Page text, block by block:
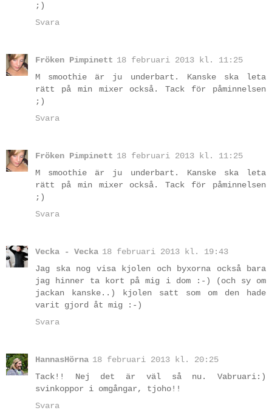
;)
Svara
Fröken Pimpinett 18 februari 2013 kl. 11:25
M smoothie är ju underbart. Kanske ska leta
rätt på min mixer också. Tack för påminnelsen
;)
Svara
Fröken Pimpinett 18 februari 2013 kl. 11:25
M smoothie är ju underbart. Kanske ska leta
rätt på min mixer också. Tack för påminnelsen
;)
Svara
Vecka - Vecka 18 februari 2013 kl. 19:43
Jag ska nog visa kjolen och byxorna också bara
jag hinner ta kort på mig i dom :-) (och sy om
jackan kanske..) kjolen satt som om den hade
varit gjord åt mig :-)
Svara
HannasHörna 18 februari 2013 kl. 20:25
Tack!! Nej det är väl så nu. Vabruari:)
svinkoppor i omgångar, tjoho!!
Svara